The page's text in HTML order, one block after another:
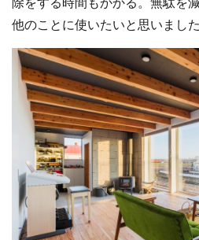
他のことに使いたいと思いました